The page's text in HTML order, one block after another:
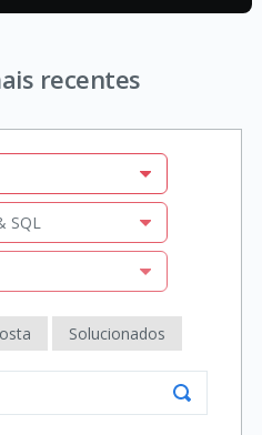
recentes
SQL
Solucionados